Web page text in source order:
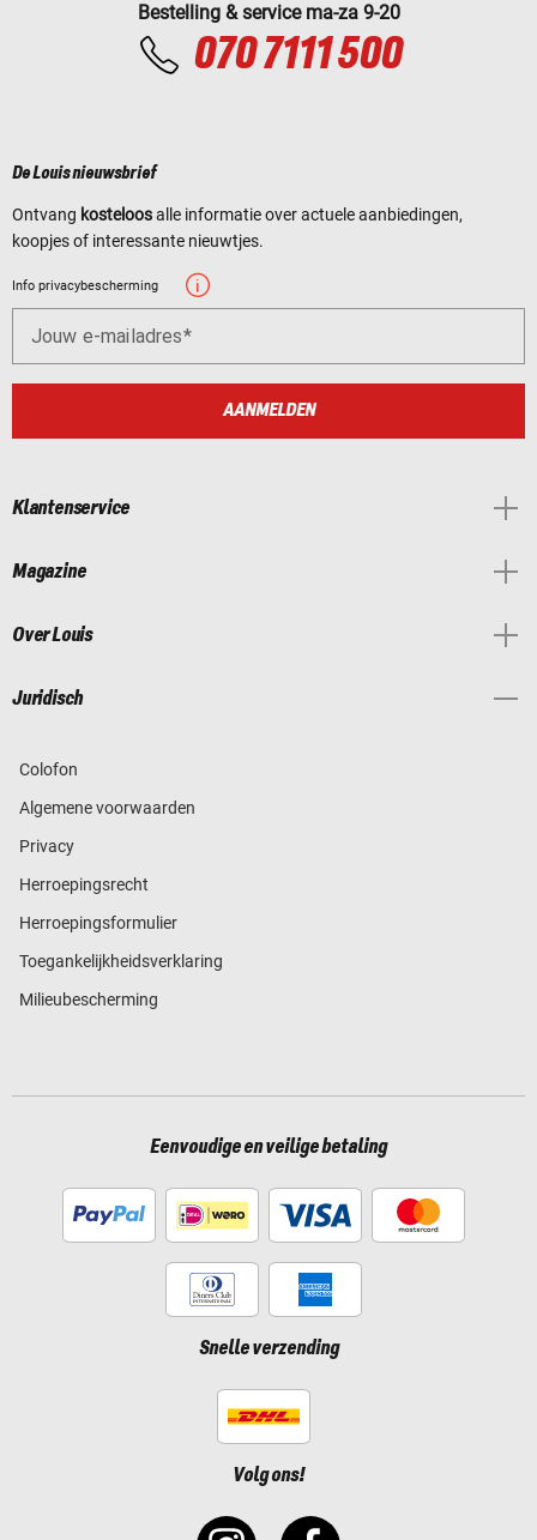
Bestelling & service ma-za 9-20
070 7111 500
De Louis nieuwsbrief
Ontvang kosteloosalle informatie over actuele aanbiedingen,
koopjes of interessante nieuwtjes.
Info privacybescherming
Jouw e-mailadres
AANMELDEN
Klantenservice
Magazine
Over Louis
Juridisch
Colofon
Algemene voorwaarden
Privacy
Herroepingsrecht
Herroepingsformulier
Toegankelijkheidsverklaring
Milieubescherming
Eenvoudige en veilige betaling
Snelle verzending
Volg ons!